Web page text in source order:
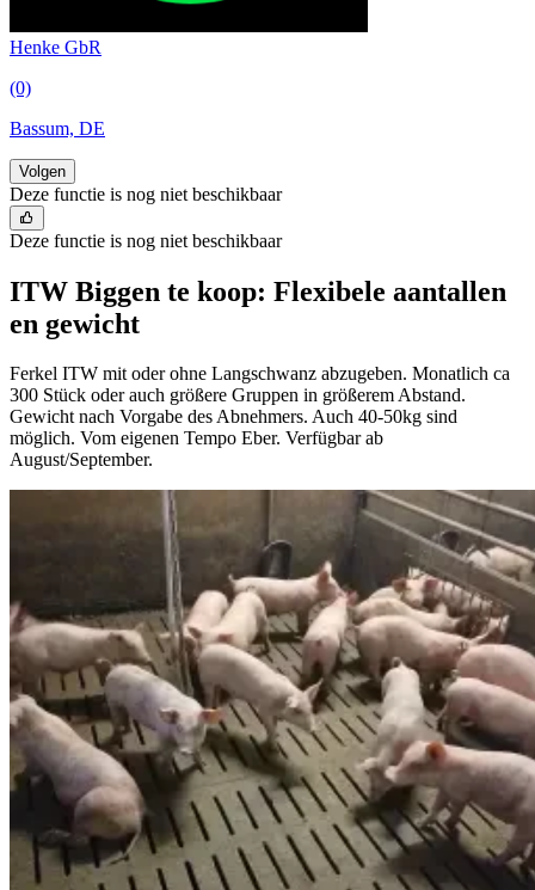
Henke GbR
(0)
Bassum, DE
Volgen
Deze functie is nog niet beschikbaar
Deze functie is nog niet beschikbaar
ITW Biggen te koop: Flexibele aantallen
en gewicht
Ferkel ITW mit oder ohne Langschwanz abzugeben. Monatlich ca
300 Stück oder auch größere Gruppen in größerem Abstand.
Gewicht nach Vorgabe des Abnehmers. Auch 40-50kg sind
möglich. Vom eigenen Tempo Eber. Verfügbar ab
August/September.